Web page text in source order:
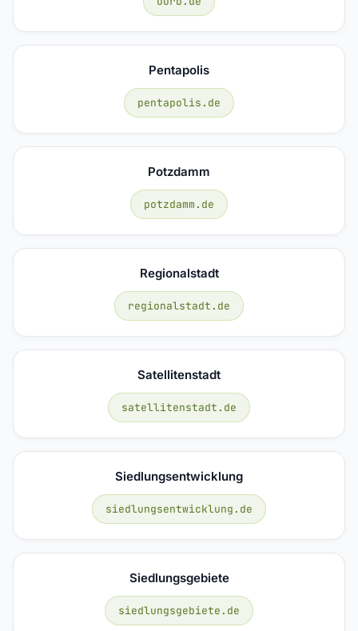
Pentapolis
pentapolis.de
Potzdamm
potzdamm.de
Regionalstadt
regionalstadt.de
Satellitenstadt
satellitenstadt.de
Siedlungsentwicklung
siedlungsentwicklung.de
Siedlungsgebiete
siedlungsgebiete.de